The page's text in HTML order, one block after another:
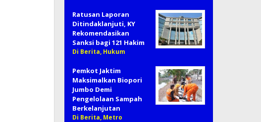
Ratusan Laporan
Ditindaklanjuti, KY
Rekomendasikan
Sanksi bagi 121 Hakim
Di Berita, Hukum
Pemkot Jaktim
Maksimalkan Biopori
Jumbo Demi
Pengelolaan Sampah
Berkelanjutan
Di Berita, Metro